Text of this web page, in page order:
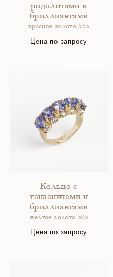
родолитами и
бриллиантами
красное золото 585
Цена по запросу
Кольцо с
танзанитами и
бриллиантами
желтое золото 585
Цена по запросу